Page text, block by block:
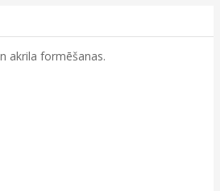
akrila formēšanas.